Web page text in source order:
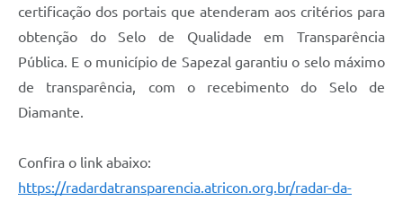
certificação dos portais que atenderam aos critérios para
obtenção do Selo de Qualidade em Transparência
Pública. E o município de Sapezal garantiu o selo máximo
de transparência, com o recebimento do Selo de
Diamante.
Confira o link abaixo:
https://radardatransparencia.atricon.org.br/radar-da-